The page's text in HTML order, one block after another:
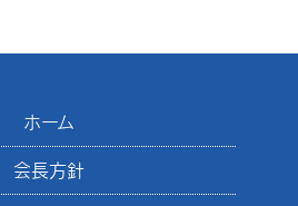
ホーム
会長方針